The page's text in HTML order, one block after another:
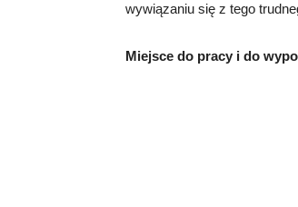
wywiązaniu się z tego
Miejsce do pracy i do